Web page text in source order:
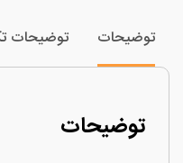
توضیحات تکمیلی
توضیحات